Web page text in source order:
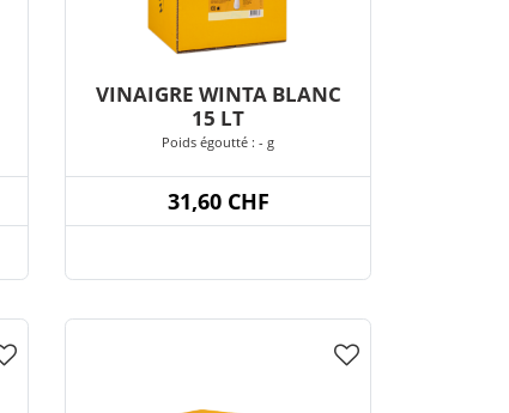
VINAIGRE WINTA BLANC
15 LT
Poids égoutté : - g
31,60 CHF